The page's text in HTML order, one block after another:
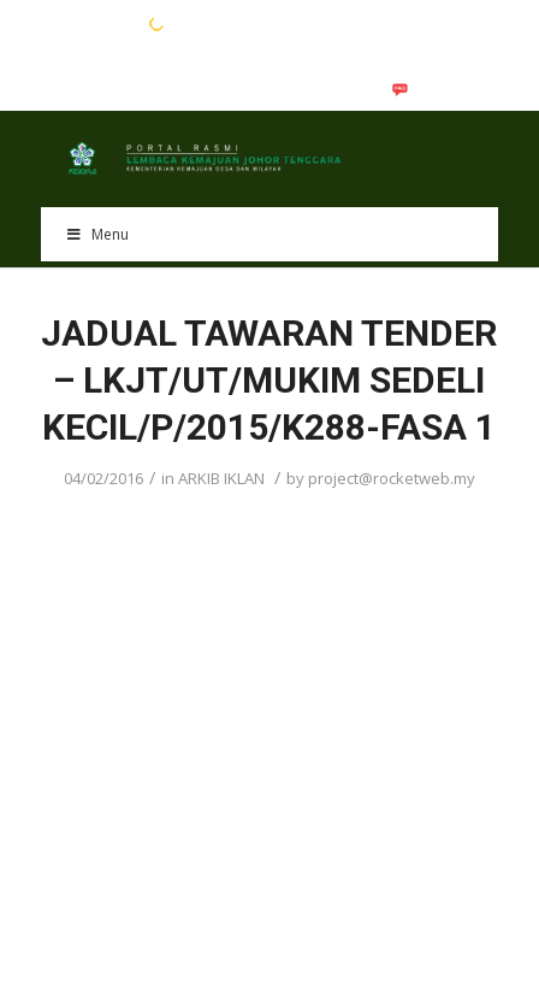
Menu
JADUAL TAWARAN TENDER
– LKJT/UT/MUKIM SEDELI
KECIL/P/2015/K288-FASA 1
04/02/2016 / in ARKIB IKLAN / by project@rocketweb.my